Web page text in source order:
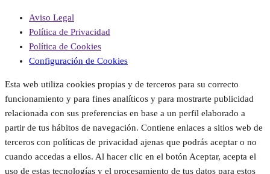
Aviso Legal
Política de Privacidad
Política de Cookies
Configuración de Cookies
Esta web utiliza cookies propias y de terceros para su correcto
funcionamiento y para fines analíticos y para mostrarte publicidad
relacionada con sus preferencias en base a un perfil elaborado a
partir de tus hábitos de navegación. Contiene enlaces a sitios web de
terceros con políticas de privacidad ajenas que podrás aceptar o no
cuando accedas a ellos. Al hacer clic en el botón Aceptar, acepta el
uso de estas tecnologías y el procesamiento de tus datos para estos